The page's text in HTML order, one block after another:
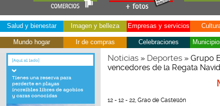
Salud y bienestar Imagen y belleza Empresas y servicios
Mundo hogar Ir de compras Celebraciones
Noticias» Deportes» Grupo
vencedores de la Regata
12 - 12 - 22, Grao de Castellón